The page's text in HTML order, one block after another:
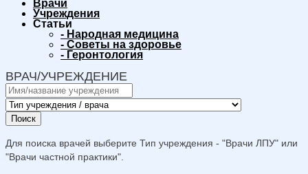
Врачи
Учреждения
Статьи
- Народная медицина
- Советы на здоровье
- Геронтология
ВРАЧ/УЧРЕЖДЕНИЕ
Поиск
Для поиска врачей выберите Тип учреждения - "Врачи ЛПУ" или
"Врачи частной практики".